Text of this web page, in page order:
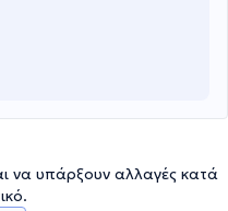
να υπάρξουν αλλαγές κατά